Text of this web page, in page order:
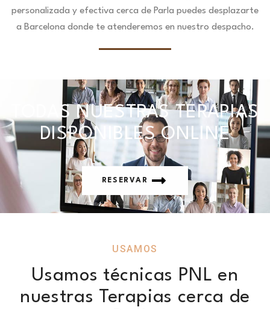
personalizada y efectiva cerca de Parla puedes desplazarte
a Barcelona donde te atenderemos en nuestro despacho.
TODAS NUESTRAS TERAPIAS
DISPONIBLES ONLINE
RESERVAR
USAMOS
Usamos técnicas PNL en
nuestras Terapias cerca de